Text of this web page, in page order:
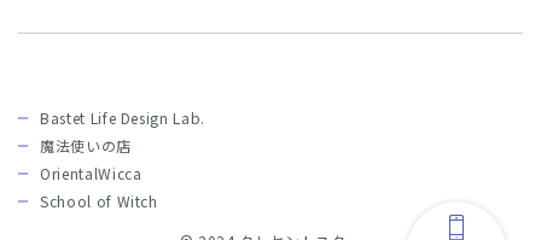
Bastet Life Design Lab.
魔法使いの店
OrientalWicca
School of Witch